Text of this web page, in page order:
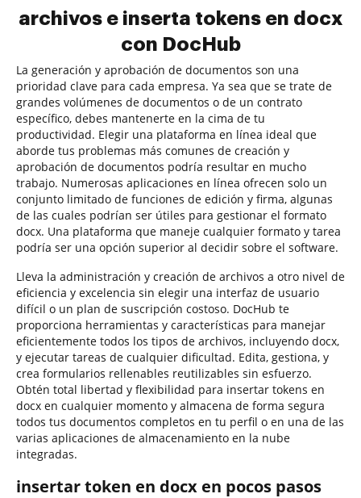
archivos e inserta tokens en docx
con DocHub
La generación y aprobación de documentos son una
prioridad clave para cada empresa. Ya sea que se trate de
grandes volúmenes de documentos o de un contrato
específico, debes mantenerte en la cima de tu
productividad. Elegir una plataforma en línea ideal que
aborde tus problemas más comunes de creación y
aprobación de documentos podría resultar en mucho
trabajo. Numerosas aplicaciones en línea ofrecen solo un
conjunto limitado de funciones de edición y firma, algunas
de las cuales podrían ser útiles para gestionar el formato
docx. Una plataforma que maneje cualquier formato y tarea
podría ser una opción superior al decidir sobre el software.
Lleva la administración y creación de archivos a otro nivel de
eficiencia y excelencia sin elegir una interfaz de usuario
difícil o un plan de suscripción costoso. DocHub te
proporciona herramientas y características para manejar
eficientemente todos los tipos de archivos, incluyendo docx,
y ejecutar tareas de cualquier dificultad. Edita, gestiona, y
crea formularios rellenables reutilizables sin esfuerzo.
Obtén total libertad y flexibilidad para insertar tokens en
docx en cualquier momento y almacena de forma segura
todos tus documentos completos en tu perfil o en una de las
varias aplicaciones de almacenamiento en la nube
integradas.
insertar token en docx en pocos pasos